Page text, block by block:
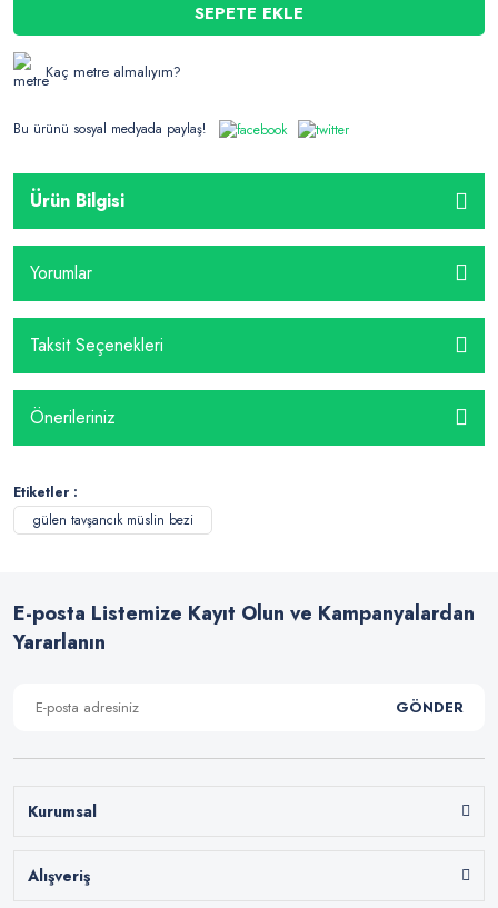
SEPETE EKLE
Kaç metre almalıyım?
Bu ürünü sosyal medyada paylaş!
Ürün Bilgisi
Yorumlar
Taksit Seçenekleri
Önerileriniz
Etiketler :
gülen tavşancık müslin bezi
E-posta Listemize Kayıt Olun ve Kampanyalardan
Yararlanın
GÖNDER
Kurumsal
Alışveriş